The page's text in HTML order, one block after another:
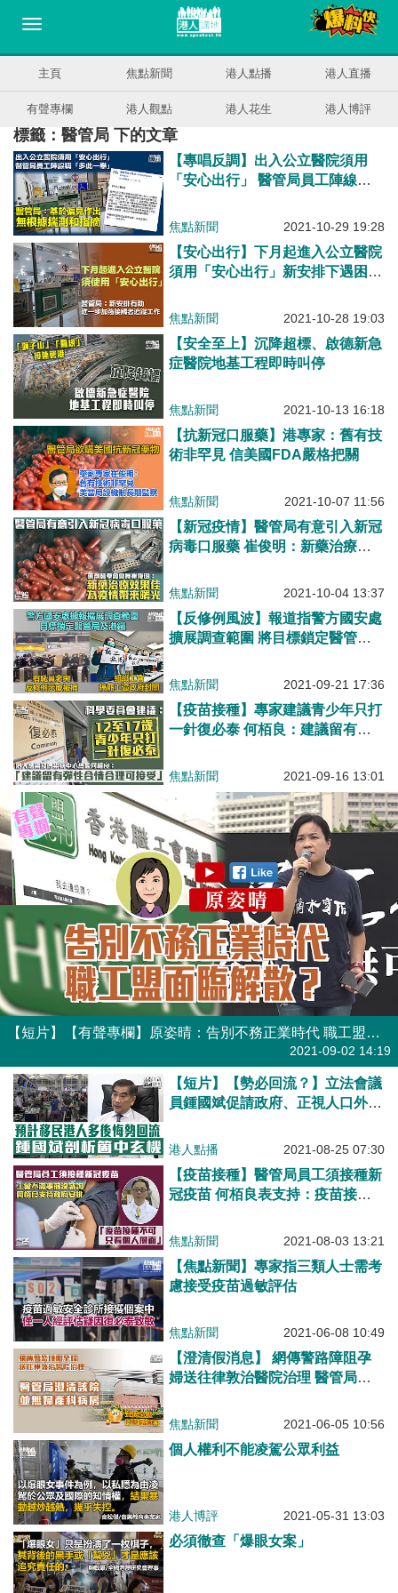
主頁 焦點新聞 港人點播 港人直播
有聲專欄 港人觀點 港人花生 港人博評
標籤：醫管局 下的文章
【專唱反調】出入公立醫院須用
「安心出行」 醫管局員工陣線指
作出無根據揣測和指摘
焦點新聞 2021-10-29 19:28
【安心出行】下月起進入公立醫院
須用「安心出行」新安排下遇困難
焦點新聞 2021-10-28 19:03
【安全至上】沉降超標、啟德新急
症醫院地基工程即時叫停
焦點新聞 2021-10-13 16:18
【抗新冠口服藥】港專家：舊有技
術非罕見 信美國FDA嚴格把關
焦點新聞 2021-10-07 11:56
【新冠疫情】醫管局有意引入新冠
病毒口服藥 崔俊明：新藥治療效
焦點新聞 2021-10-04 13:37
【反修例風波】報道指警方國安處
擴展調查範圍 將目標鎖定醫管局
焦點新聞 2021-09-21 17:36
【疫苗接種】專家建議青少年只打
一針復必泰 何栢良：建議留有彈
焦點新聞 2021-09-16 13:01
【短片】【有聲專欄】原姿晴：告別不務正業時代 職工盟瀕解散？
2021-09-02 14:19
【短片】【勢必回流？】立法會議
員鍾國斌促請政府、正視人口外移
迹象顯示這些人大多會回流，點解
港人點播 2021-08-25 07:30
【疫苗接種】醫管局員工須接種新
冠疫苗 何栢良表支持：疫苗接種
焦點新聞 2021-08-03 13:21
【焦點新聞】專家指三類人士需考
慮接受疫苗過敏評估
焦點新聞 2021-06-08 10:49
【澄清假消息】 網傳警路障阻孕
婦送往律敦治醫院治理 醫管局澄
責造謠者煽動仇恨
焦點新聞 2021-06-05 10:56
個人權利不能凌駕公眾利益
港人博評 2021-05-31 13:03
必須徹查「爆眼女案」